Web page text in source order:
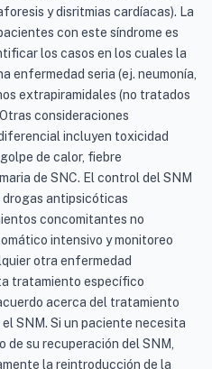
y disritmias cardíacas). La
con este síndrome es
los casos en los cuales la
enfermedad seria (ej. neumonía,
extrapiramidales (no tratados
consideraciones
incluyen toxicidad
de calor, fiebre
de SNC. El control del SNM
drogas antipsicóticas
concomitantes no
intensivo y monitoreo
otra enfermedad
tratamiento específico
acerca del tratamiento
SNM. Si un paciente necesita
su recuperación del SNM,
la reintroducción de la